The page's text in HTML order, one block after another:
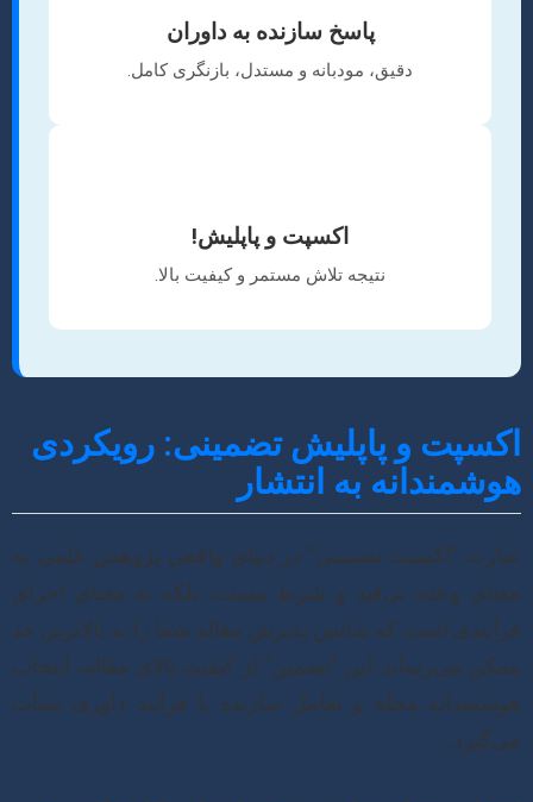
پاسخ سازنده به داوران
دقیق، مودبانه و مستدل، بازنگری کامل.
اکسپت و پاپلیش!
نتیجه تلاش مستمر و کیفیت بالا.
اکسپت و پاپلیش تضمینی: رویکردی
هوشمندانه به انتشار
عبارت “اکسپت تضمینی” در دنیای واقعی پژوهش علمی به
معنای وعده بی‌قید و شرط نیست، بلکه به معنای اجرای
فرآیندی است که شانس پذیرش مقاله شما را به بالاترین حد
ممکن می‌رساند. این “تضمین” از کیفیت بالای مقاله، انتخاب
هوشمندانه مجله و تعامل سازنده با فرآیند داوری نشأت
می‌گیرد.